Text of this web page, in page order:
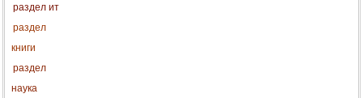
раздел ит
раздел
книги
раздел
наука